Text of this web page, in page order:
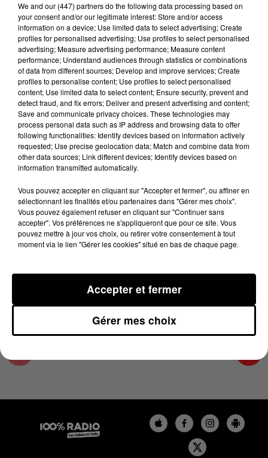
Lecture (4 min 14 sec)
100%
100% Radio les infos des Hautes-Pyrénées
21 juin 2024 - 4 min 14 sec
LES INFOS DES HAUTES-PYRÉNÉES DU
21/06/2024 À 08H29
Podcasts infos des Hautes-Pyrénées
We and our (447) partnersdo the following data processing based on
your consent and/or our legitimate interest: Store and/or access
information on a device; Use limited data to select advertising; Create
profiles for personalised advertising; Use profiles to select personalised
advertising; Measure advertising performance; Measure content
performance; Understand audiences through statistics or combinations
of data from different sources; Develop and improve services; Create
profiles to personalise content; Use profiles to select personalised
content; Use limited data to select content; Ensure security, prevent and
detect fraud, and fix errors; Deliver and present advertising and content;
Save and communicate privacy choices. These technologies may
process personal data such as IP address and browsing data to offer
following functionalities: Identify devices based on information actively
requested; Use precise geolocation data; Match and combine data from
other data sources; Link different devices; Identify devices based on
information transmitted automatically.
Vous pouvez accepter en cliquant sur "Accepter et fermer", ou affiner en
sélectionnant les finalités et/ou partenaires dans "Gérer mes choix".
Vous pouvez également refuser en cliquant sur "Continuer sans
accepter". Vos préférences ne s'appliqueront que pour ce site. Vous
pouvez mettre à jour vos choix, ou retirer votre consentement à tout
moment via le lien "Gérer les cookies" situé en bas de chaque page.
Gérer mes choix
Accepter et fermer